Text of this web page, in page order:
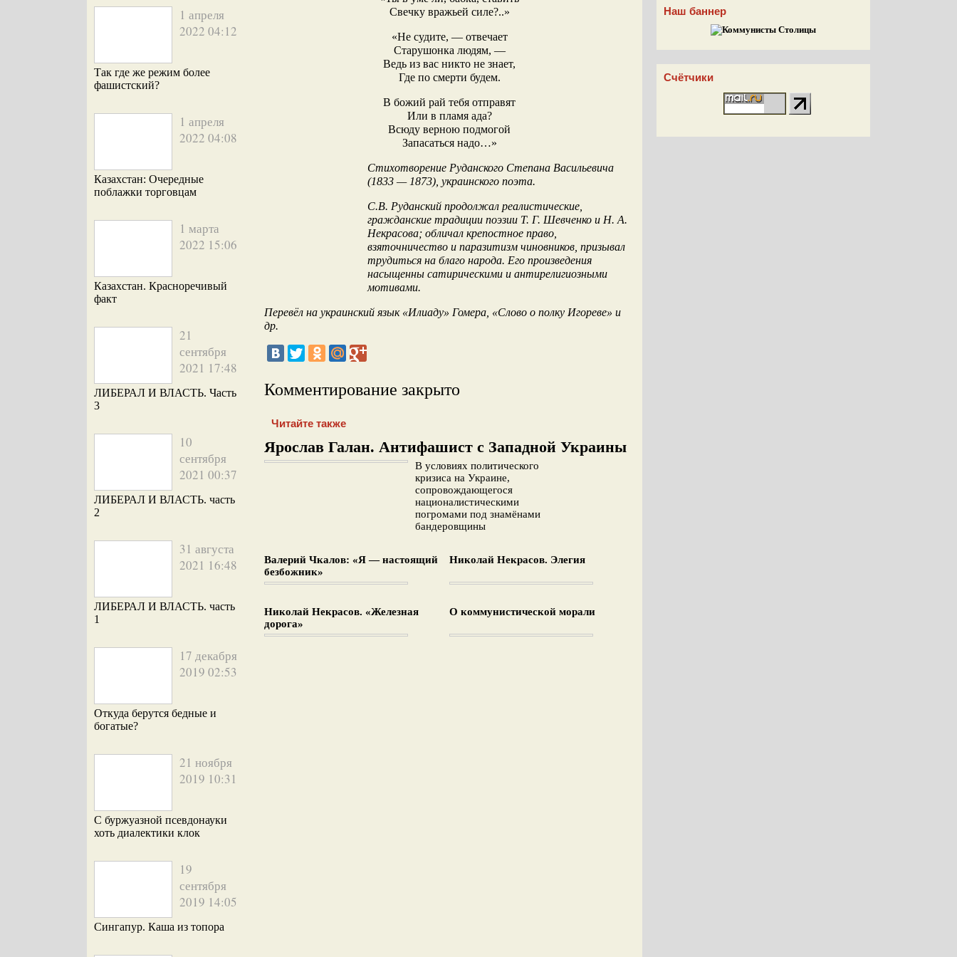
1 апреля
2022 04:12
Так где же режим более
фашистский?
1 апреля
2022 04:08
Казахстан: Очередные
поблажки торговцам
1 марта
2022 15:06
Казахстан. Красноречивый
факт
21
сентября
2021 17:48
ЛИБЕРАЛ И ВЛАСТЬ. Часть
3
10
сентября
2021 00:37
ЛИБЕРАЛ И ВЛАСТЬ. часть
2
31 августа
2021 16:48
ЛИБЕРАЛ И ВЛАСТЬ. часть
1
17 декабря
2019 02:53
Откуда берутся бедные и
богатые?
21 ноября
2019 10:31
С буржуазной псевдонауки
хоть диалектики клок
19
сентября
2019 14:05
Сингапур. Каша из топора
Свечку вражьей силе?..»
«Не судите, — отвечает
Старушонка людям, —
Ведь из вас никто не знает,
Где по смерти будем.
В божий рай тебя отправят
Или в пламя ада?
Всюду верною подмогой
Запасаться надо…»
Стихотворение Руданского Степана Васильевича
(1833 — 1873), украинского поэта.
С.В. Руданский продолжал реалистические,
гражданские традиции поэзии Т. Г. Шевченко и Н. А.
Некрасова; обличал крепостное право,
взяточничество и паразитизм чиновников, призывал
трудиться на благо народа. Его произведения
насыщенны сатирическими и антирелигиозными
мотивами.
Перевёл на украинский язык «Илиаду» Гомера, «Слово о полку Игореве» и
др.
Комментирование закрыто
Читайте также
Ярослав Галан. Антифашист с Западной Украины
В условиях политического
кризиса на Украине,
сопровождающегося
националистическими
погромами под знамёнами
бандеровщины
Валерий Чкалов: «Я — настоящий
безбожник»
Николай Некрасов. Элегия
Николай Некрасов. «Железная
дорога»
О коммунистической морали
Наш баннер
Счётчики